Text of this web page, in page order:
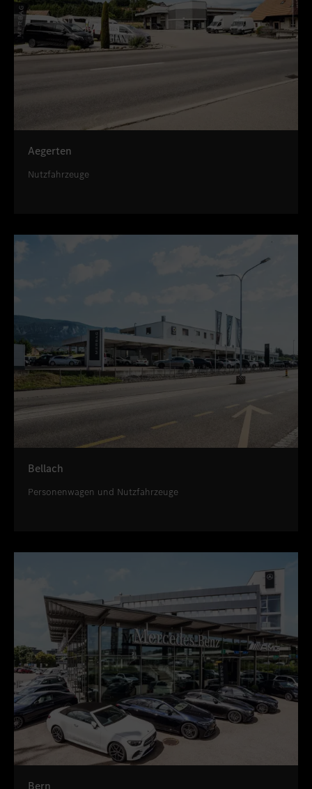
Aegerten
Nutzfahrzeuge
Bellach
Personenwagen und Nutzfahrzeuge
Bern